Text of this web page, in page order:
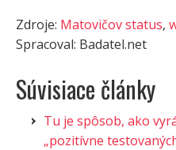
Zdroje: Matovičov status,
Spracoval: Badatel.net
Súvisiace články
Tu je spôsob, ako
„pozitívne